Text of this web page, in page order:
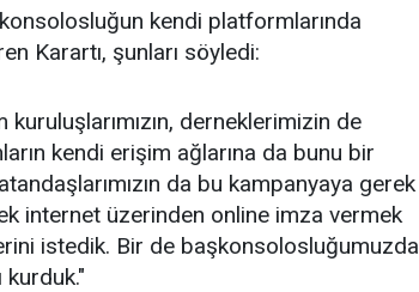
kendi platformlarında
Karartı, şunları söyledi:
derneklerimizin de
kendi erişim ağlarına da bunu bir
da bu kampanyaya gerek
internet üzerinden online imza vermek
istedik. Bir de başkonsolosluğumuzda